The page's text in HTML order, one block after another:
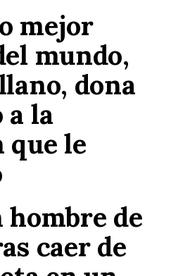
mejor
mundo,
dona
a la
que le
hombre de
caer de